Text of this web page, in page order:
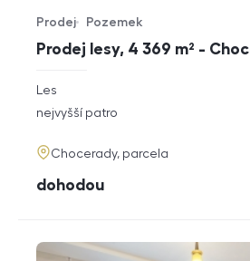
Prodej lesy, 4 369 m² -
Typ nabídky
Prodej
Typ nemovitosti
Pozemek
rozměry
dispozice
Les
funkce
nejvyšší patro
adresa
Chocerady, parcela
cena
dohodou